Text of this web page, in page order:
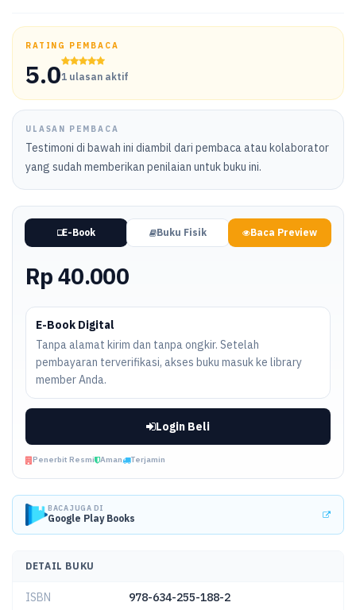
RATING PEMBACA
5.01 ulasan aktif
ULASAN PEMBACA
Testimoni di bawah ini diambil dari pembaca atau kolaborator
yang sudah memberikan penilaian untuk buku ini.
E-Book Buku Fisik Baca Preview
Rp 40.000
E-Book Digital
Tanpa alamat kirim dan tanpa ongkir. Setelah
pembayaran terverifikasi, akses buku masuk ke library
member Anda.
Login Beli
Penerbit Resmi Aman Terjamin
BACA JUGA DI
Google Play Books
DETAIL BUKU
ISBN 978-634-255-188-2